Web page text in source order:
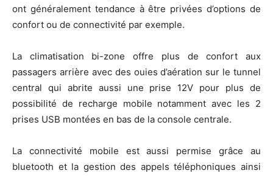
ont généralement tendance à être privées d’options de
confort ou de connectivité par exemple.
La climatisation bi-zone offre plus de confort aux
passagers arrière avec des ouies d’aération sur le tunnel
central qui abrite aussi une prise 12V pour plus de
possibilité de recharge mobile notamment avec les 2
prises USB montées en bas de la console centrale.
La connectivité mobile est aussi permise grâce au
bluetooth et la gestion des appels téléphoniques ainsi